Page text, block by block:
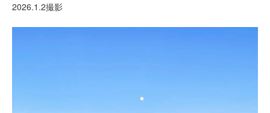
2026.1.2撮影